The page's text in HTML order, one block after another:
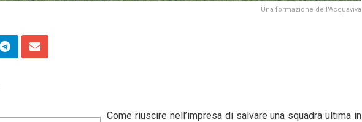
Una formazione dell'Acquaviva
Come riuscire nell’impresa di salvare una squadra ultima in